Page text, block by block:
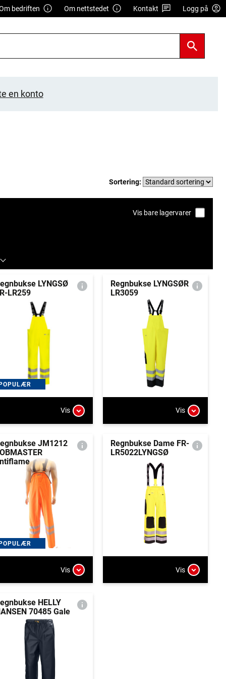
bedriften Om nettstedet Kontakt Logg på
en konto
Sortering:
Vis bare lagervarer
LYNGSØ
LR259
Vis
Regnbukse LYNGSØR
LR3059
Vis
JM1212
Vis
Regnbukse Dame FR-
LR5022LYNGSØ
Vis
HELLY
70485 Gale